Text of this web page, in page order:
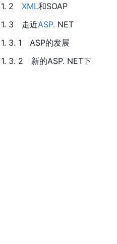
1. 2 XML和SOAP
1. 3　走近ASP. NET
1. 3. 1　ASP的发展
1. 3. 2　新的ASP. NET下